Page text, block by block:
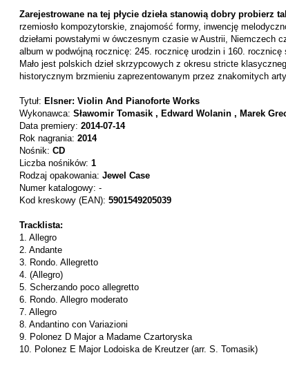
Zarejestrowane na tej płycie dzieła stanowią dobry probierz
rzemiosło kompozytorskie, znajomość formy, inwencję
dziełami powstałymi w ówczesnym czasie w Austrii,
album w podwójną rocznicę: 245. rocznicę urodzin i 160.
Mało jest polskich dzieł skrzypcowych z okresu stricte
historycznym brzmieniu zaprezentowanym przez znakomitych
Tytuł: Elsner: Violin And Pianoforte Works
Wykonawca: Sławomir Tomasik , Edward Wolanin , Marek
Data premiery: 2014-07-14
Rok nagrania: 2014
Nośnik: CD
Liczba nośników: 1
Rodzaj opakowania: Jewel Case
Numer katalogowy: -
Kod kreskowy (EAN): 5901549205039
Tracklista:
1. Allegro
2. Andante
3. Rondo. Allegretto
4. (Allegro)
5. Scherzando poco allegretto
6. Rondo. Allegro moderato
7. Allegro
8. Andantino con Variazioni
9. Polonez D Major a Madame Czartoryska
10. Polonez E Major Lodoiska de Kreutzer (arr. S. Tomasik)